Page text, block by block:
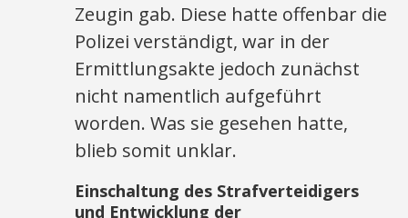
Zeugin gab. Diese hatte offenbar die
Polizei verständigt, war in der
Ermittlungsakte jedoch zunächst
nicht namentlich aufgeführt
worden. Was sie gesehen hatte,
blieb somit unklar.
Einschaltung des Strafverteidigers
und Entwicklung der